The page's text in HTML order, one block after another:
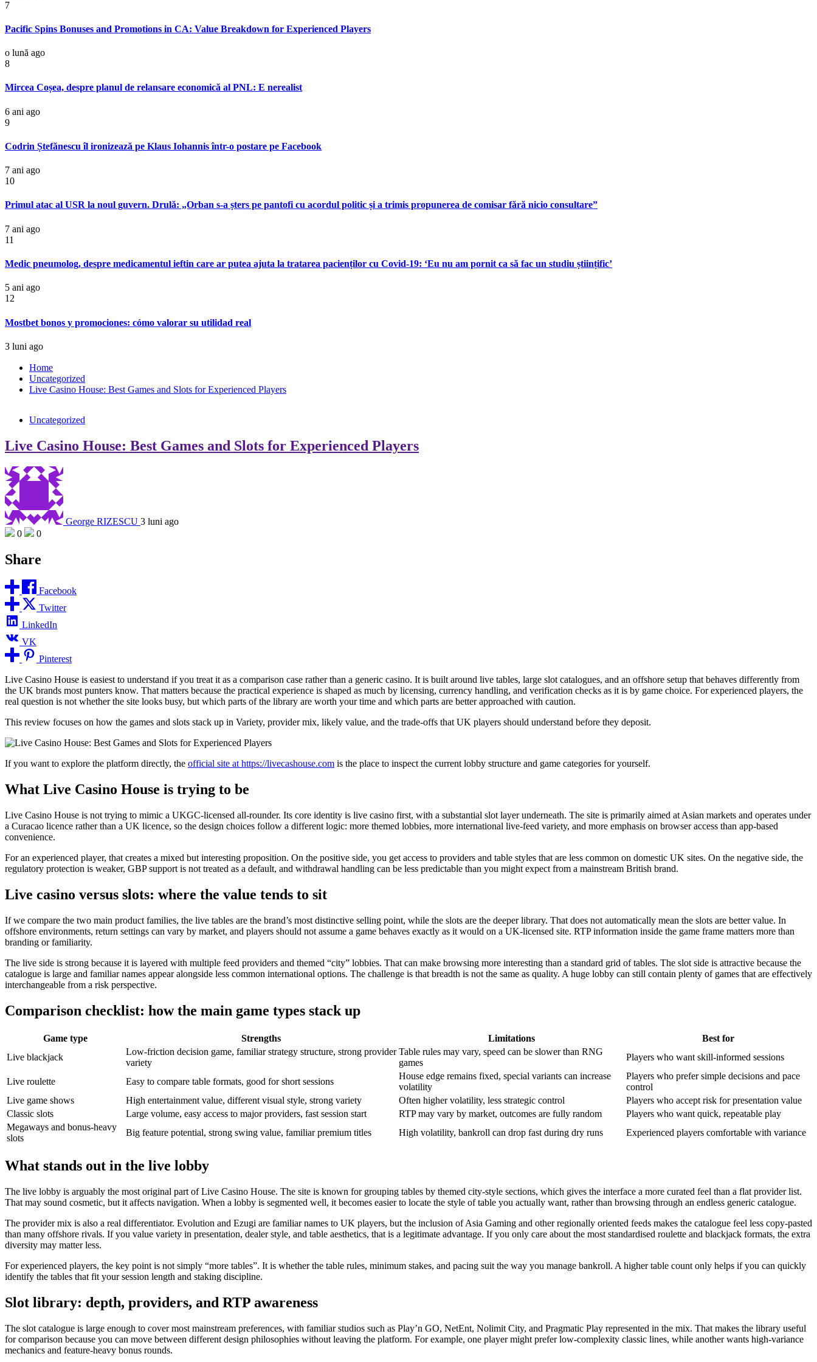
7
Pacific Spins Bonuses and Promotions in CA: Value Breakdown for Experienced Players
o lună ago
8
Mircea Coșea, despre planul de relansare economică al PNL: E nerealist
6 ani ago
9
Codrin Ștefănescu îl ironizează pe Klaus Iohannis într-o postare pe Facebook
7 ani ago
10
Primul atac al USR la noul guvern. Drulă: „Orban s-a șters pe pantofi cu acordul politic și a trimis propunerea de comisar fără nicio consultare”
7 ani ago
11
Medic pneumolog, despre medicamentul ieftin care ar putea ajuta la tratarea pacienților cu Covid-19: ‘Eu nu am pornit ca să fac un studiu științific’
5 ani ago
12
Mostbet bonos y promociones: cómo valorar su utilidad real
3 luni ago
Home
Uncategorized
Live Casino House: Best Games and Slots for Experienced Players
Uncategorized
Live Casino House: Best Games and Slots for Experienced Players
George RIZESCU 3 luni ago
0
0
Share
Facebook
Twitter
LinkedIn
VK
Pinterest
Live Casino House is easiest to understand if you treat it as a comparison case rather than a generic casino. It is built around live tables, large slot catalogues, and an offshore setup that behaves differently from
the UK brands most punters know. That matters because the practical experience is shaped as much by licensing, currency handling, and verification checks as it is by game choice. For experienced players, the
real question is not whether the site looks busy, but which parts of the library are worth your time and which parts are better approached with caution.
This review focuses on how the games and slots stack up in Variety, provider mix, likely value, and the trade-offs that UK players should understand before they deposit.
If you want to explore the platform directly, the official site at https://livecashouse.com is the place to inspect the current lobby structure and game categories for yourself.
What Live Casino House is trying to be
Live Casino House is not trying to mimic a UKGC-licensed all-rounder. Its core identity is live casino first, with a substantial slot layer underneath. The site is primarily aimed at Asian markets and operates under
a Curacao licence rather than a UK licence, so the design choices follow a different logic: more themed lobbies, more international live-feed variety, and more emphasis on browser access than app-based
convenience.
For an experienced player, that creates a mixed but interesting proposition. On the positive side, you get access to providers and table styles that are less common on domestic UK sites. On the negative side, the
regulatory protection is weaker, GBP support is not treated as a default, and withdrawal handling can be less predictable than you might expect from a mainstream British brand.
Live casino versus slots: where the value tends to sit
If we compare the two main product families, the live tables are the brand’s most distinctive selling point, while the slots are the deeper library. That does not automatically mean the slots are better value. In
offshore environments, return settings can vary by market, and players should not assume a game behaves exactly as it would on a UK-licensed site. RTP information inside the game frame matters more than
branding or familiarity.
The live side is strong because it is layered with multiple feed providers and themed “city” lobbies. That can make browsing more interesting than a standard grid of tables. The slot side is attractive because the
catalogue is large and familiar names appear alongside less common international options. The challenge is that breadth is not the same as quality. A huge lobby can still contain plenty of games that are effectively
interchangeable from a risk perspective.
Comparison checklist: how the main game types stack up
Game type Strengths Limitations
Best for
Live blackjack
Low-friction decision game, familiar strategy structure, strong provider
variety
Table rules may vary, speed can be slower than RNG
games
Players who want skill-informed sessions
Live roulette Easy to compare table formats, good for short sessions
House edge remains fixed, special variants can increase
volatility
Players who prefer simple decisions and pace
control
Live game shows
High entertainment value, different visual style, strong variety Often higher volatility, less strategic control
Players who accept risk for presentation value
Classic slots
Large volume, easy access to major providers, fast session start RTP may vary by market, outcomes are fully random
Players who want quick, repeatable play
Megaways and bonus-heavy
slots
Big feature potential, strong swing value, familiar premium titles High volatility, bankroll can drop fast during dry runs Experienced players comfortable with variance
What stands out in the live lobby
The live lobby is arguably the most original part of Live Casino House. The site is known for grouping tables by themed city-style sections, which gives the interface a more curated feel than a flat provider list.
That may sound cosmetic, but it affects navigation. When a lobby is segmented well, it becomes easier to locate the style of table you actually want, rather than browsing through an endless generic catalogue.
The provider mix is also a real differentiator. Evolution and Ezugi are familiar names to UK players, but the inclusion of Asia Gaming and other regionally oriented feeds makes the catalogue feel less copy-pasted
than many offshore rivals. If you value variety in presentation, dealer style, and table aesthetics, that is a legitimate advantage. If you only care about the most standardised roulette and blackjack formats, the extra
diversity may matter less.
For experienced players, the key point is not simply “more tables”. It is whether the table rules, minimum stakes, and pacing suit the way you manage bankroll. A higher table count only helps if you can quickly
identify the tables that fit your session length and staking discipline.
Slot library: depth, providers, and RTP awareness
The slot catalogue is large enough to cover most mainstream preferences, with familiar studios such as Play’n GO, NetEnt, Nolimit City, and Pragmatic Play represented in the mix. That makes the library useful
for comparison because you can move between different design philosophies without leaving the platform. For example, one player might prefer low-complexity classic lines, while another wants high-variance
mechanics and feature-heavy bonus rounds.